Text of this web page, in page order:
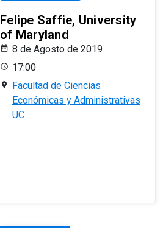
Felipe Saffie, University
of Maryland
8 de Agosto de 2019
17:00
Facultad de Ciencias
Económicas y Administrativas
UC